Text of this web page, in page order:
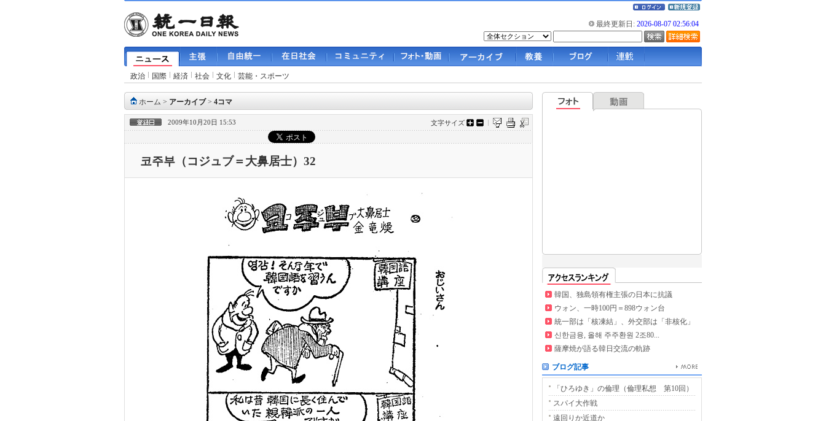
最終更新日: 2026-08-07 02:56:04
政治 国際 経済 社会 文化 芸能・スポーツ
ホーム > アーカイブ> 4コマ
2009年10月20日 15:53 文字サイズ
코주부（コジュブ＝大鼻居士）32
韓国、独島領有権主張の日本に抗議
ウォン、一時100円＝898ウォン台
統一部は「核凍結」、外交部は「非核化」
신한금융, 올해 주주환원 2조80...
薩摩焼が語る韓日交流の軌跡
ブログ記事
「ひろゆき」の倫理（倫理私想 第10回）
スパイ大作戦
遠回りか近道か